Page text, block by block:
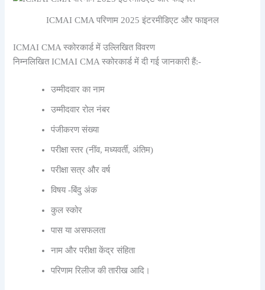
ICMAI CMA परिणाम 2025 इंटरमीडिएट और फाइनल
ICMAI CMA स्कोरकार्ड में उल्लिखित विवरण
निम्नलिखित ICMAI CMA स्कोरकार्ड में दी गई जानकारी हैं:-
उम्मीदवार का नाम
उम्मीदवार रोल नंबर
पंजीकरण संख्या
परीक्षा स्तर (नींव, मध्यवर्ती, अंतिम)
परीक्षा सत्र और वर्ष
विषय -बिंदु अंक
कुल स्कोर
पास या असफलता
नाम और परीक्षा केंद्र संहिता
परिणाम रिलीज की तारीख आदि।